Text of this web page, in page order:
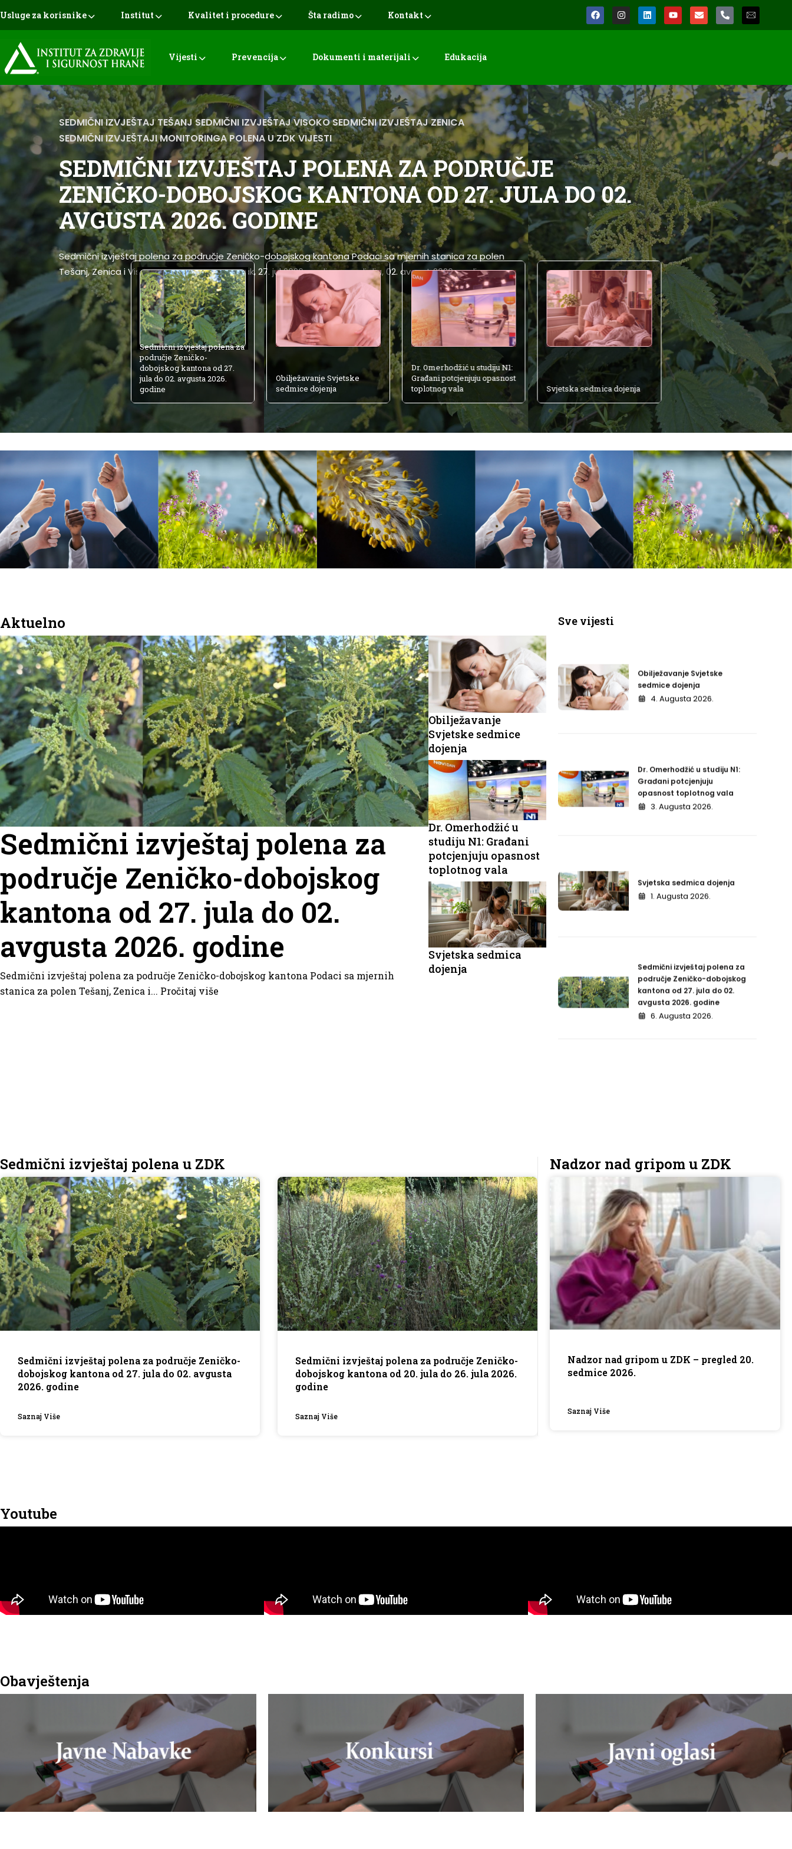
Usluge za korisnike Institut Kvalitet i procedure Šta radimo Kontakt
Vijesti Prevencija Dokumenti i materijali Edukacija
SEDMIČNI IZVJEŠTAJ TEŠANJSEDMIČNI IZVJEŠTAJ VISOKOSEDMIČNI IZVJEŠTAJ ZENICA
SEDMIČNI IZVJEŠTAJI MONITORINGA POLENA U ZDKVIJESTI
SEDMIČNIIZVJEŠTAJ POLENA ZA PODRUČJE
ZENIČKO-DOBOJSKOG KANTONA OD 27. JULA DO 02.
AVGUSTA 2026. GODINE
Sedmični izvještaj polena za područje Zeničko-dobojskog kantona Podaci sa mjernih stanica za polen
Tešanj, Zenica i Visoko za period: ponedjeljak, 27. jul 2026. godine - nedjelja, 02. avgust 2026. godine
Sedmični izvještaj polena za
područje Zeničko-
dobojskog kantona od 27.
jula do 02. avgusta 2026.
godine
Obilježavanje Svjetske
sedmice dojenja
Dr. Omerhodžić u studiju N1:
Građani potcjenjuju opasnost
toplotnog vala
Svjetska sedmica dojenja
Aktuelno
Sedmični izvještaj polena za
područje Zeničko-dobojskog
kantona od 27. jula do 02.
avgusta 2026. godine
Sedmični izvještaj polena za područje Zeničko-dobojskog kantona Podaci sa mjernih
stanica za polen Tešanj, Zenica i... Pročitaj više
Obilježavanje
Svjetske sedmice
dojenja
Dr. Omerhodžić u
studiju N1: Građani
potcjenjuju opasnost
toplotnog vala
Svjetska sedmica
dojenja
Sve vijesti
avgusta 2026. godine
6. Augusta 2026.
Obilježavanje Svjetske
sedmice dojenja
4. Augusta 2026.
Dr. Omerhodžić u studiju N1:
Građani potcjenjuju
opasnost toplotnog vala
3. Augusta 2026.
Svjetska sedmica dojenja
1. Augusta 2026.
Sedmični izvještaj polena za
područje Zeničko-dobojskog
kantona od 27. jula do 02.
avgusta 2026. godine
6. Augusta 2026.
Obilježavanje Svjetske
Dr. Omerhodžić u studiju N1:
Građani potcjenjuju
opasnost toplotnog vala
3. Augusta 2026.
Svjetska sedmica dojenja
1. Augusta 2026.
područje Zeničko-dobojskog
kantona od 27. jula do 02.
avgusta 2026. godine
Obilježavanje Svjetske
sedmice dojenja
4. Augusta 2026.
Svjetska sedmica dojenja
1. Augusta 2026.
Sedmični izvještaj polena u ZDK
Sedmični izvještaj polena za područje Zeničko-
dobojskog kantona od 27. jula do 02. avgusta
2026. godine
Saznaj Više
Sedmični izvještaj polena za područje Zeničko-
dobojskog kantona od 20. jula do 26. jula 2026.
godine
Saznaj Više
Nadzor nad gripom u ZDK
Nadzor nad gripom u ZDK – pregled 20.
sedmice 2026.
Saznaj Više
Youtube
Obavještenja